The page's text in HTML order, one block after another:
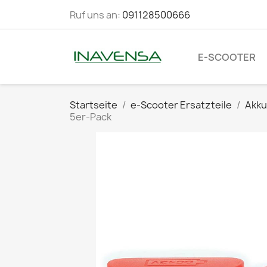
Ruf uns an: 091128500666
E-SCOOTER
Startseite e-Scooter Ersatzteile
5er-Pack